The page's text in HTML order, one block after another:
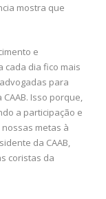
mostra que
e
cada dia fico mais
para
Isso porque,
a participação e
metas à
da CAAB,
coristas da